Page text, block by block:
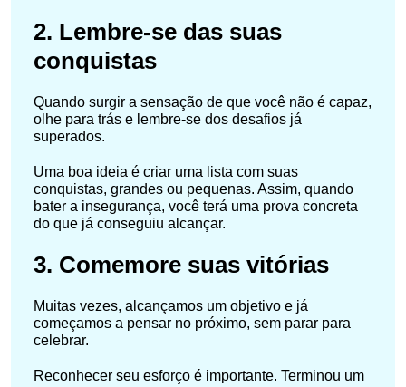
2. Lembre-se das suas
conquistas
Quando surgir a sensação de que você não é capaz,
olhe para trás e lembre-se dos desafios já
superados.
Uma boa ideia é criar uma lista com suas
conquistas, grandes ou pequenas. Assim, quando
bater a insegurança, você terá uma prova concreta
do que já conseguiu alcançar.
3. Comemore suas vitórias
Muitas vezes, alcançamos um objetivo e já
começamos a pensar no próximo, sem parar para
celebrar.
Reconhecer seu esforço é importante. Terminou um